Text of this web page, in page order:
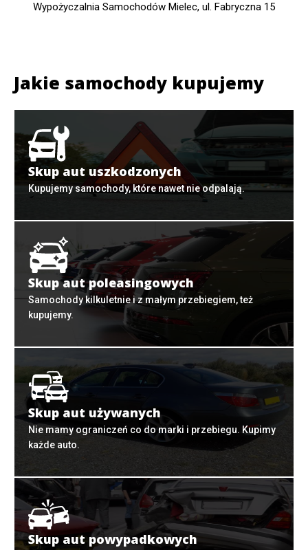
Wypożyczalnia Samochodów Mielec, ul. Fabryczna 15
Jakie samochody kupujemy
Skup aut uszkodzonych
Kupujemy samochody, które nawet nie odpalają.
Skup aut poleasingowych
Samochody kilkuletnie i z małym przebiegiem, też
kupujemy.
Skup aut używanych
Nie mamy ograniczeń co do marki i przebiegu. Kupimy
każde auto.
Skup aut powypadkowych